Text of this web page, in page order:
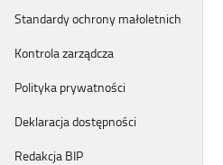
Standardy ochrony małoletnich
Kontrola zarządcza
Polityka prywatności
Deklaracja dostępności
Redakcja BIP